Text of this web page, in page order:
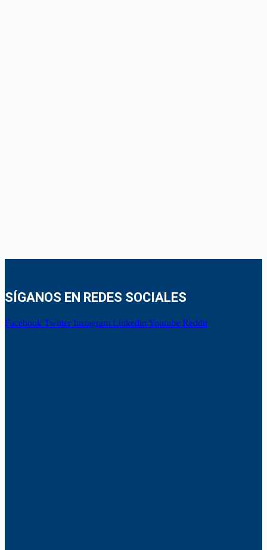
SÍGANOS EN REDES SOCIALES
Facebook Twitter Instagram Linkedin Youtube Reddit